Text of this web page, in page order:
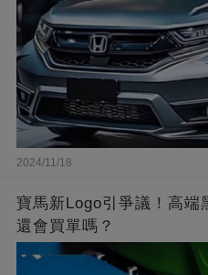
2024/11/18
寶馬新Logo引爭議！高端
還會買單嗎？